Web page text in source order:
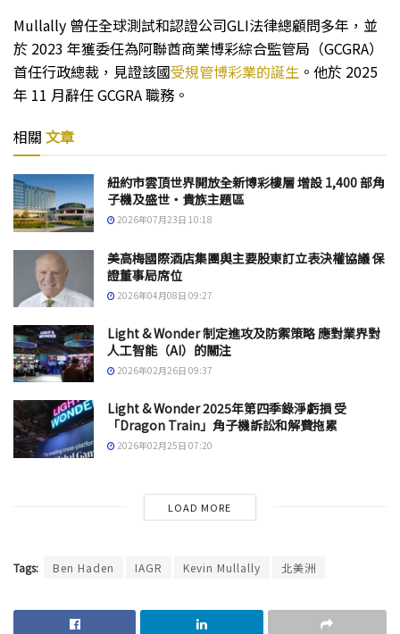
Mullally 曾任全球測試和認證公司GLI法律總顧問多年，並
於 2023 年獲委任為阿聯酋商業博彩綜合監管局（GCGRA）
首任行政總裁，見證該國受規管博彩業的誕生 。他於 2025
年 11 月辭任 GCGRA 職務。
相關 文章
紐約市雲頂世界開放全新博彩樓層 增設 1,400 部角
子機及盛世・貴族主題區
2026年07月23日 10:18
美高梅國際酒店集團與主要股東訂立表決權協議 保
證董事局席位
2026年04月08日 09:27
Light & Wonder 制定進攻及防禦策略 應對業界對
人工智能（AI）的關注
2026年02月26日 09:37
Light & Wonder 2025年第四季錄淨虧損 受
「Dragon Train」角子機訴訟和解費拖累
2026年02月25日 07:20
LOAD MORE
Tags: Ben Haden IAGR Kevin Mullally 北美洲